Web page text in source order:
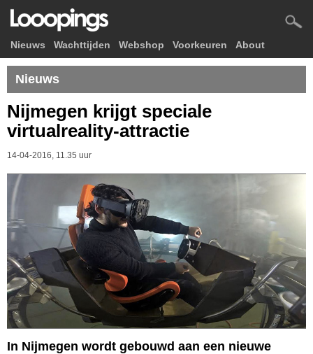
Nieuws Wachttijden Webshop Voorkeuren About
Nieuws
Nijmegen krijgt speciale
virtualreality-attractie
14-04-2016, 11.35 uur
In Nijmegen wordt gebouwd aan een nieuwe